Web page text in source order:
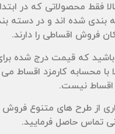
فقط محصولاتی که در
بندی شده اند و در دسته
فروش اقساطی را دارند.
که قیمت درج شده
با محسابه کارمزد اقساط
نیست.
از طرح های متنوع فروش
تماس حاصل فرمایید.